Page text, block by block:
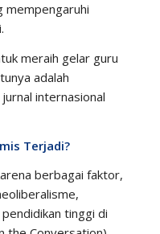
mempengaruhi
meraih gelar guru
adalah
internasional
Terjadi?
berbagai faktor,
tinggi di